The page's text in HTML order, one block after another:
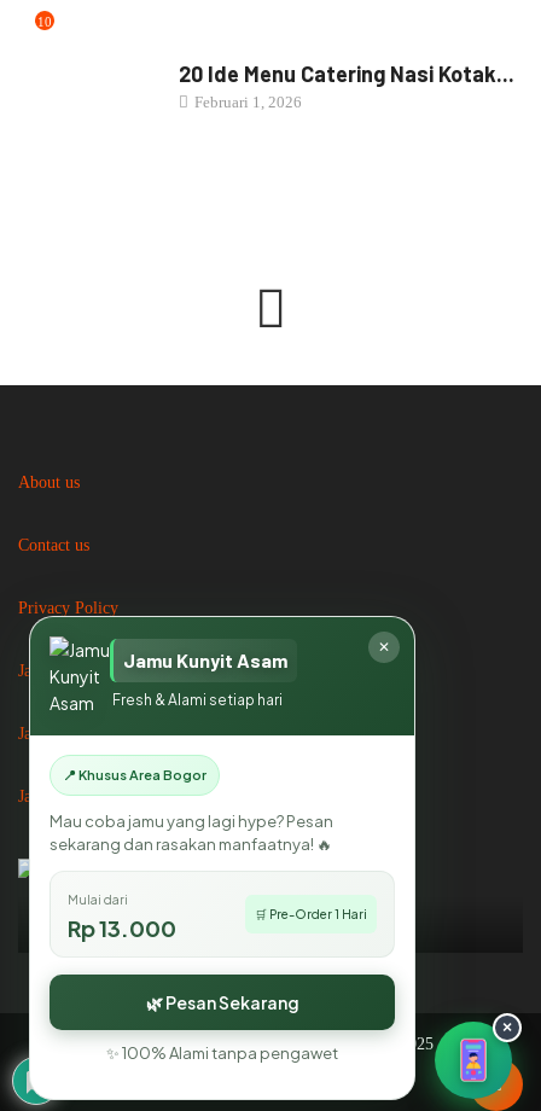
10
20 Ide Menu Catering Nasi Kotak...
Februari 1, 2026
About us
Contact us
Privacy Policy
Jasa Catering
Jasa Catering di Bogor
Jasa Catering di Jakarta
Mikhayla Catering
All Right Reserved By Mikhayla Catering 2025
×
✕
Jamu Kunyit Asam
Fresh & Alami setiap hari
📍 Khusus Area Bogor
Mau coba jamu yang lagi hype? Pesan
sekarang dan rasakan manfaatnya! 🔥
Mulai dari
Rp 13.000 🛒 Pre-Order 1 Hari
🌿 Pesan Sekarang
✨ 100% Alami tanpa pengawet